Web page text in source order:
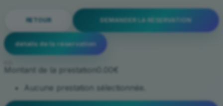
RETOUR DEMANDER LA RÉSERVATION
détails de la réservation
Montant de la prestation
0.00€
Aucune prestation sélectionnée.